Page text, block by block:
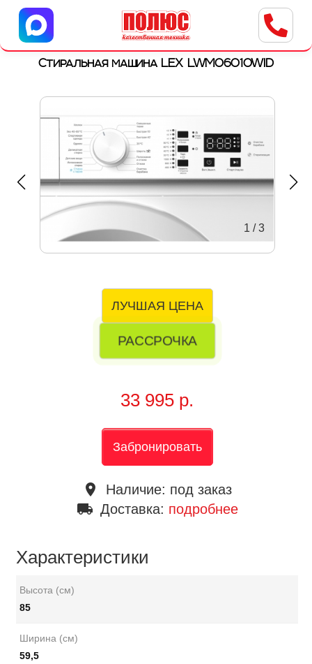
Центр бытовой техники
г. Ульяновск, ул. Пушкарева, 8a
Стиральная машина LEX LWM06010WID
1 /3
ЛУЧШАЯ ЦЕНА
РАССРОЧКА
33 995 р.
Забронировать
place Наличие: под заказ
local_shipping Доставка: подробнее
Характеристики
Высота (см)
85
Ширина (см)
59,5